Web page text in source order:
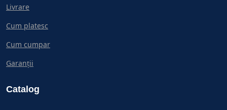
Livrare
Cum platesc
Cum cumpar
Garanții
Catalog